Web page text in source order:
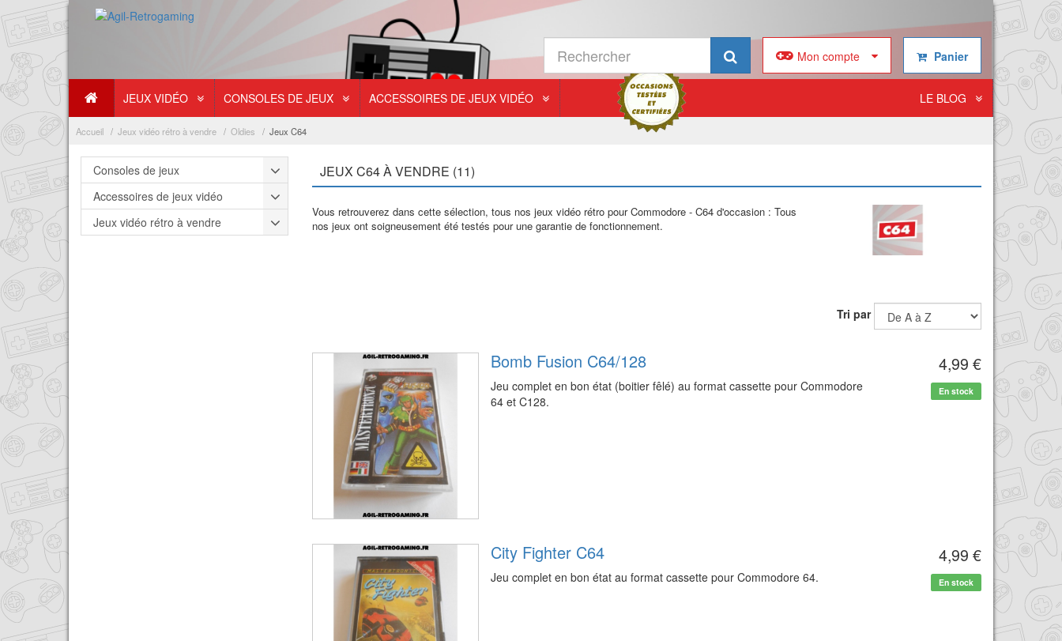
Panier
Mon compte
JEUX VIDÉO CONSOLES DE JEUX ACCESSOIRES DE JEUX VIDÉO LE BLOG
Accueil Jeux vidéo rétro à vendre Oldies Jeux C64
Consoles de jeux
Accessoires de jeux vidéo
Jeux vidéo rétro à vendre
JEUX C64 À VENDRE (11)
Vous retrouverez dans cette sélection, tous nos jeux vidéo rétro pour Commodore - C64 d'occasion : Tous
nos jeux ont soigneusement été testés pour une garantie de fonctionnement.
Tri par
Bomb Fusion C64/128
Jeu complet en bon état (boitier fêlé) au format cassette pour Commodore
64 et C128.
4,99 €
En stock
City Fighter C64
Jeu complet en bon état au format cassette pour Commodore 64.
4,99 €
En stock